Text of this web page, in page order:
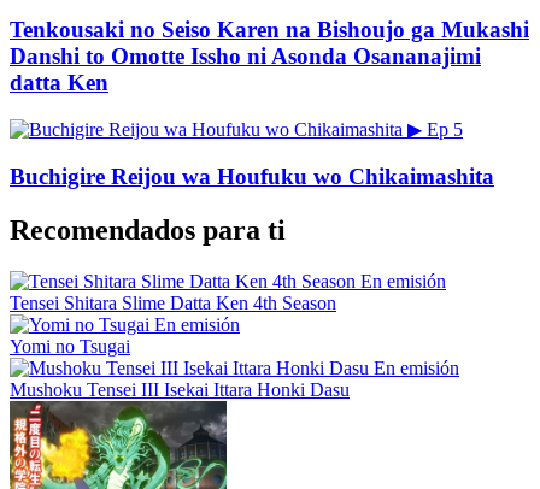
Tenkousaki no Seiso Karen na Bishoujo ga Mukashi
Danshi to Omotte Issho ni Asonda Osananajimi
datta Ken
▶ Ep 5
Buchigire Reijou wa Houfuku wo Chikaimashita
Recomendados para ti
En emisión
Tensei Shitara Slime Datta Ken 4th Season
En emisión
Yomi no Tsugai
En emisión
Mushoku Tensei III Isekai Ittara Honki Dasu